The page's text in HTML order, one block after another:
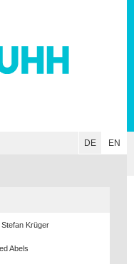
DE EN
Krüger
Abels